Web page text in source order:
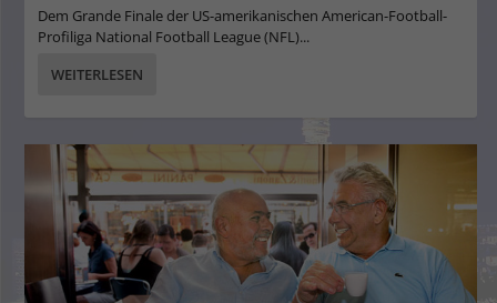
Dem Grande Finale der US-amerikanischen American-Football-
Profiliga National Football League (NFL)...
WEITERLESEN